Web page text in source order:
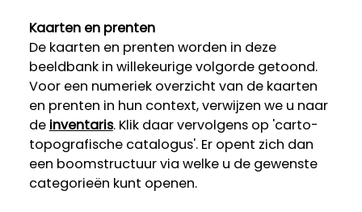
Kaarten en prenten
De kaarten en prenten worden in deze
beeldbank in willekeurige volgorde getoond.
Voor een numeriek overzicht van de kaarten
en prenten in hun context, verwijzen we u naar
de inventaris. Klik daar vervolgens op 'carto-
topografische catalogus'. Er opent zich dan
een boomstructuur via welke u de gewenste
categorieën kunt openen.